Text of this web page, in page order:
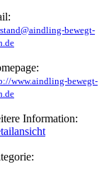
bewegt-
www.aindling-bewegt-
Information: